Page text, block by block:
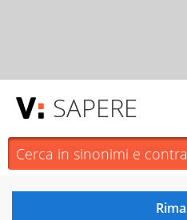
SAPERE